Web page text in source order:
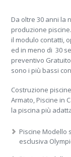
Da oltre 30 anni la
produzione
il modulo contatti,
ed in meno di 30
preventivo
sono i più bassi
Costruzione
Armato, Piscine in
la piscina più
Piscine Modello
esclusiva